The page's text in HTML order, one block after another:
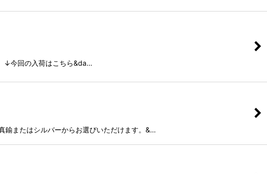
↓今回の入荷はこちら&da…
鍮またはシルバーからお選びいただけます。&…